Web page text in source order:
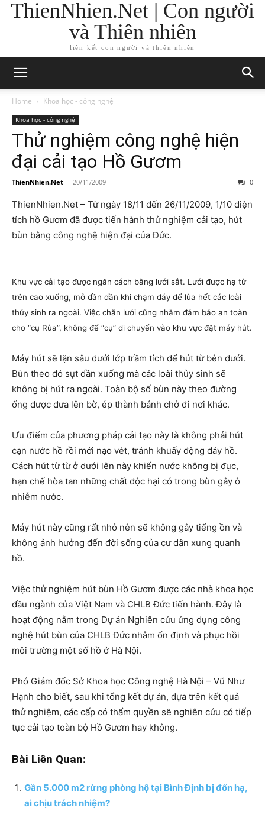
ThienNhien.Net | Con người
và Thiên nhiên
liên kết con người và thiên nhiên
Home Khoa học - công nghệ
Khoa học - công nghệ
Thử nghiệm công nghệ hiện
đại cải tạo Hồ Gươm
ThienNhien.Net - 20/11/2009 0
ThienNhien.Net – Từ ngày 18/11 đến 26/11/2009, 1/10 diện
tích hồ Gươm đã được tiến hành thử nghiệm cải tạo, hút
bùn bằng công nghệ hiện đại của Đức.
Khu vực cải tạo được ngăn cách bằng lưới sắt. Lưới được hạ từ
trên cao xuống, mở dần dần khi chạm đáy để lùa hết các loài
thủy sinh ra ngoài. Việc chắn lưới cũng nhằm đảm bảo an toàn
cho “cụ Rùa”, không để “cụ” di chuyển vào khu vực đặt máy hút.
Máy hút sẽ lặn sâu dưới lớp trầm tích để hút từ bên dưới.
Bùn theo đó sụt dần xuống mà các loài thủy sinh sẽ
không bị hút ra ngoài. Toàn bộ số bùn này theo đường
ống được đưa lên bờ, ép thành bánh chở đi nơi khác.
Ưu điểm của phương pháp cải tạo này là không phải hút
cạn nước hồ rồi mới nạo vét, tránh khuấy động đáy hồ.
Cách hút từ từ ở dưới lên này khiến nước không bị đục,
hạn chế hòa tan những chất độc hại có trong bùn gây ô
nhiễm nước.
Máy hút này cũng rất nhỏ nên sẽ không gây tiếng ồn và
không ảnh hưởng đến đời sống của cư dân xung quanh
hồ.
Việc thử nghiệm hút bùn Hồ Gươm được các nhà khoa học
đầu ngành của Việt Nam và CHLB Đức tiến hành. Đây là
hoạt động nằm trong Dự án Nghiên cứu ứng dụng công
nghệ hút bùn của CHLB Đức nhằm ổn định và phục hồi
môi trường một số hồ ở Hà Nội.
Phó Giám đốc Sở Khoa học Công nghệ Hà Nội – Vũ Như
Hạnh cho biết, sau khi tổng kết dự án, dựa trên kết quả
thử nghiệm, các cấp có thẩm quyền sẽ nghiên cứu có tiếp
tục cải tạo toàn bộ Hồ Gươm hay không.
Bài Liên Quan:
Gần 5.000 m2 rừng phòng hộ tại Bình Định bị đốn hạ,
ai chịu trách nhiệm?